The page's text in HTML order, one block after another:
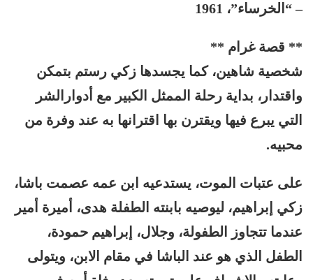
– “الخرساء”، 1961
** قصة غرام **
شخصية شاهين، كما يجسدها زكي رستم بتمكن
واقتدار، بداية رحلة الممثل الكبير مع أدوارالشر
التي يبرع فيها ويقترن بها اقترانها به عند وفرة من
محبيه.
على عتبات الموت، يستدعيه ابن عمه عصمت باشا،
زكي إبراهيم، ليوصيه بابنته الطفلة هدى، أميرة أمير
عندما تتجاوز الطفولة، وجلال، إبراهيم حمودة،
الطفل الذي هو عند الباشا في مقام الابن، ويتولى